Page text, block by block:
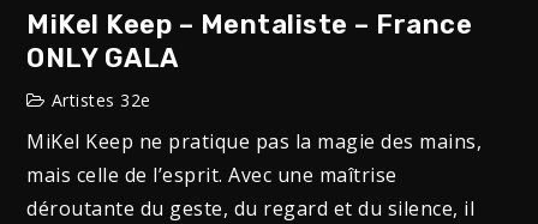
MiKel Keep – Mentaliste – France
ONLY GALA
Artistes 32e
MiKel Keep ne pratique pas la magie des mains,
mais celle de l’esprit. Avec une maîtrise
déroutante du geste, du regard et du silence, il